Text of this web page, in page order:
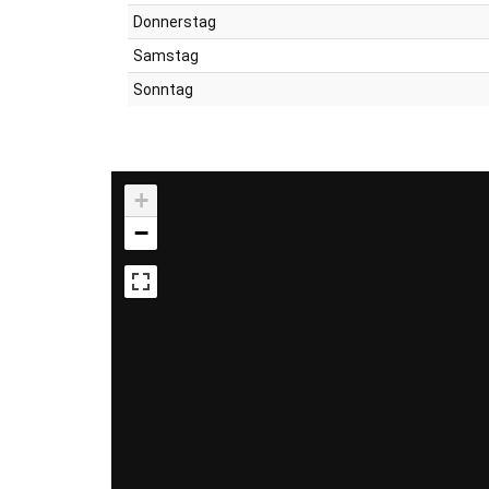
Donnerstag
Samstag
Sonntag
+
−